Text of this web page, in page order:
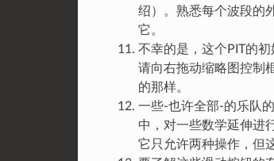
绍）。熟悉每个波段的
它。
不幸的是，这个PIT的
请向右拖动缩略图控制
的那样。
一些-也许全部-的乐队
中，对一些数学延伸进
它只允许两种操作，但